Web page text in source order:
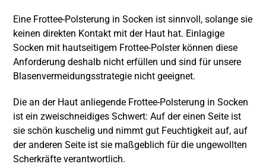
Eine Frottee-Polsterung in Socken ist sinnvoll, solange sie
keinen direkten Kontakt mit der Haut hat. Einlagige
Socken mit hautseitigem Frottee-Polster können diese
Anforderung deshalb nicht erfüllen und sind für unsere
Blasenvermeidungsstrategie nicht geeignet.
Die an der Haut anliegende Frottee-Polsterung in Socken
ist ein zweischneidiges Schwert: Auf der einen Seite ist
sie schön kuschelig und nimmt gut Feuchtigkeit auf, auf
der anderen Seite ist sie maßgeblich für die ungewollten
Scherkräfte verantwortlich.